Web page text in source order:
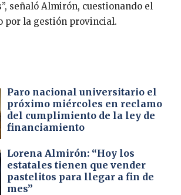
señaló Almirón, cuestionando el
por la gestión provincial.
Paro nacional universitario el
próximo miércoles en reclamo
del cumplimiento de la ley de
financiamiento
Lorena Almirón: “Hoy los
estatales tienen que vender
pastelitos para llegar a fin de
mes”